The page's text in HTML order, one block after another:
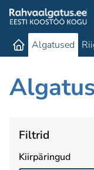
Algatused
Filtrid
Kiirpäringud